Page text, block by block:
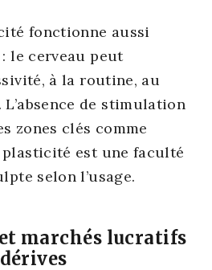
fonc­tionne aus­si
: le cer­veau peut
à la rou­tine, au
de sti­mu­la­tion
zones clés comme
plas­ti­ci­té est une facul­té
selon l’usage.
marchés lucratifs